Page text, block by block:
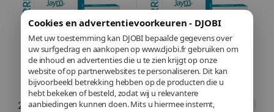
Cookies en advertentievoorkeuren - DJOBI
Met uw toestemming kan DJOBI bepaalde gegevens over
uw surfgedrag en aankopen op www.djobi.fr gebruiken om
de inhoud en advertenties die u te zien krijgt op onze
website of op partnerwebsites te personaliseren. Dit kan
bijvoorbeeld betrekking hebben op de producten die u
hebt bekeken of besteld, zodat wij u relevantere
aanbiedingen kunnen doen. Mits u hiermee instemt,
24,90€ 24,90€